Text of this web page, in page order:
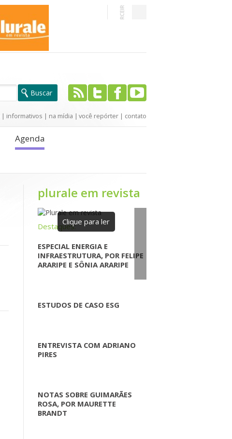
| informativos | na mídia | você repórter | contato
Agenda
plurale em revista
Clique para ler
Destaques:
ESPECIAL ENERGIA E
INFRAESTRUTURA, POR FELIPE
ARARIPE E SÔNIA ARARIPE
ESTUDOS DE CASO ESG
ENTREVISTA COM ADRIANO
PIRES
NOTAS SOBRE GUIMARÃES
ROSA, POR MAURETTE
BRANDT